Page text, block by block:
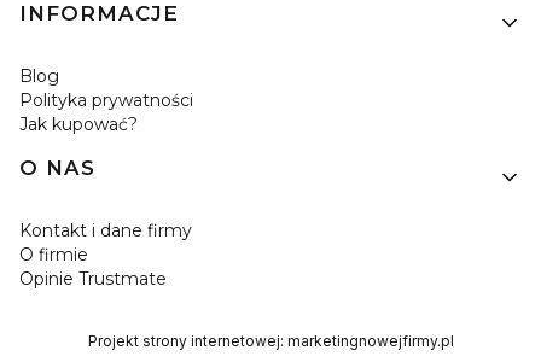
INFORMACJE
Blog
Polityka prywatności
Jak kupować?
O NAS
Kontakt i dane firmy
O firmie
Opinie Trustmate
Projekt strony internetowej: marketingnowejfirmy.pl